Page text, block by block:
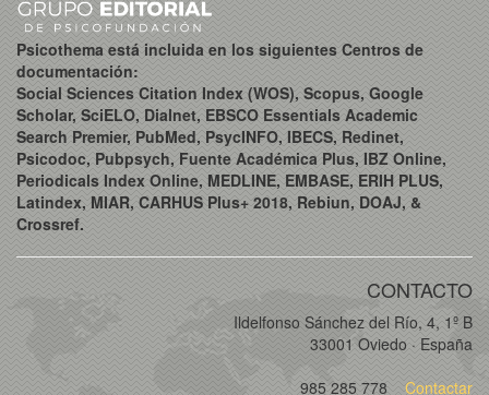
Psicothema está incluida en los siguientes Centros de
documentación:
Social Sciences Citation Index (WOS), Scopus, Google
Scholar, SciELO, Dialnet, EBSCO Essentials Academic
Search Premier, PubMed, PsycINFO, IBECS, Redinet,
Psicodoc, Pubpsych, Fuente Académica Plus, IBZ Online,
Periodicals Index Online, MEDLINE, EMBASE, ERIH PLUS,
Latindex, MIAR, CARHUS Plus+ 2018, Rebiun, DOAJ, &
Crossref.
CONTACTO
Ildelfonso Sánchez del Río, 4, 1º B
33001 Oviedo · España
985 285 778
Contactar